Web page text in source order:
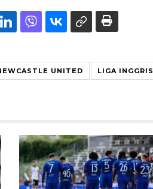
UNITED LIGA INGGRIS